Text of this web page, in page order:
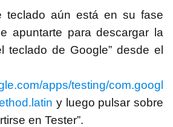
teclado aún está en su fase
apuntarte para descargar la
teclado de Google” desde el
apps/testing/com.googl
y luego pulsar sobre
en Tester”.